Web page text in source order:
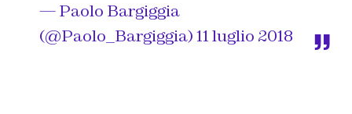
— Paolo Bargiggia
(@Paolo_Bargiggia)11 luglio 2018